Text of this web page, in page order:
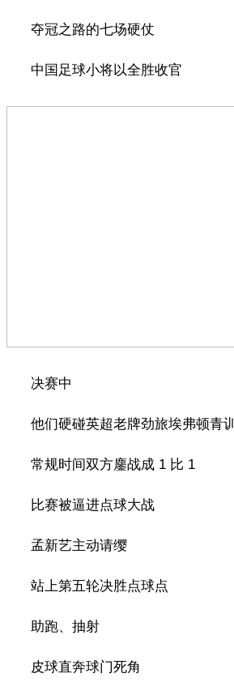
夺冠之路的七场硬仗
中国足球小将以全胜收官
决赛中
他们硬碰英超老牌劲旅埃弗顿青训
常规时间双方鏖战成 1 比 1
比赛被逼进点球大战
孟新艺主动请缨
站上第五轮决胜点球点
助跑、抽射
皮球直奔球门死角